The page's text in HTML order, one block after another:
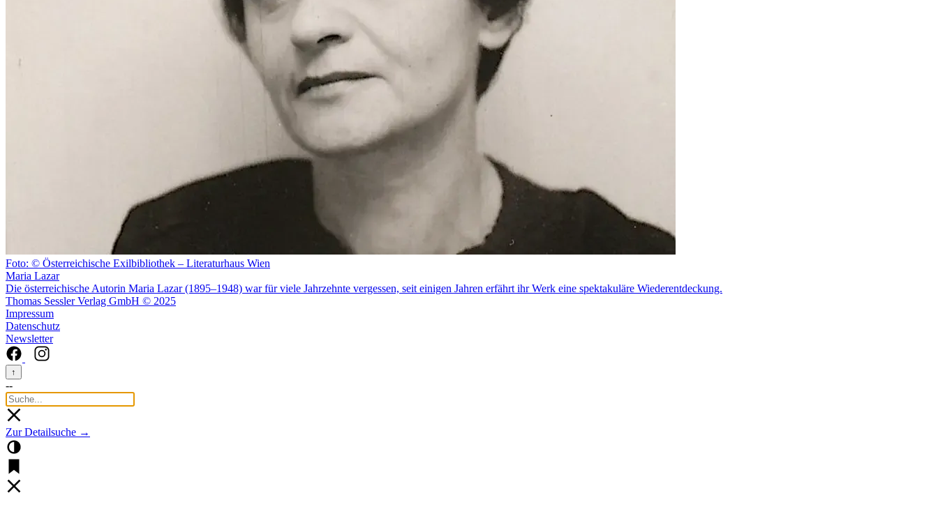
Foto: © Österreichische Exilbibliothek – Literaturhaus Wien
Maria Lazar
Die österreichische Autorin Maria Lazar (1895–1948) war für viele Jahrzehnte vergessen, seit einigen Jahren erfährt ihr Werk eine spektakuläre Wiederentdeckung.
Thomas Sessler Verlag GmbH © 2025
Impressum
Datenschutz
Newsletter
↑
--
Zur Detailsuche →